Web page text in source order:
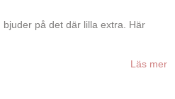
på det där lilla extra. Här
Läs mer